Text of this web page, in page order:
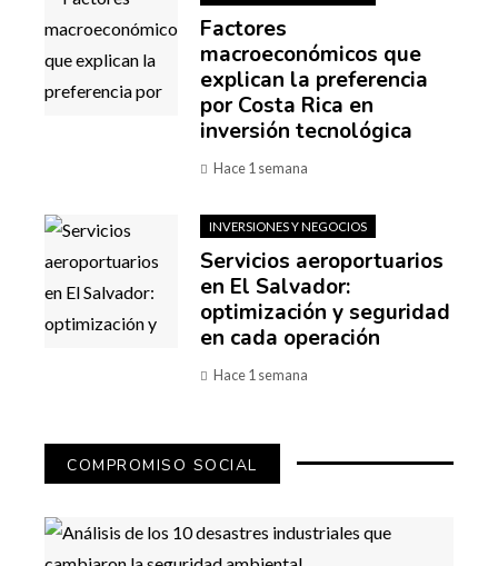
Factores
macroeconómicos que
explican la preferencia
por Costa Rica en
inversión tecnológica
Hace 1 semana
INVERSIONES Y NEGOCIOS
Servicios aeroportuarios
en El Salvador:
optimización y seguridad
en cada operación
Hace 1 semana
COMPROMISO SOCIAL